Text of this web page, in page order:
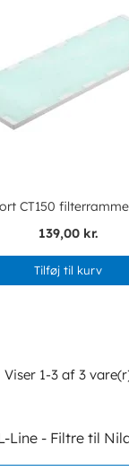
CT150
139,00 kr.
Tilføj til kurv
Viser 1-3 af 3
Line - Filtre til